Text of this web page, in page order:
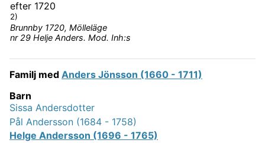
efter 1720
2)
Brunnby 1720, Mölleläge
nr 29 Helje Anders. Mod. Inh:s
Familj med Anders Jönsson (1660 - 1711)
Barn
Sissa Andersdotter
Pål Andersson (1684 - 1758)
Helge Andersson (1696 - 1765)